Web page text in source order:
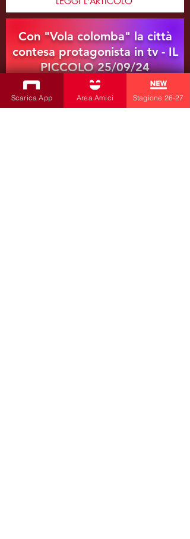
Con "Vola colomba" la città
contesa protagonista in tv - IL
PICCOLO 25/09/24
LEGGI L'ARTICOLO
Scarica App Area Amici Stagione 26-27